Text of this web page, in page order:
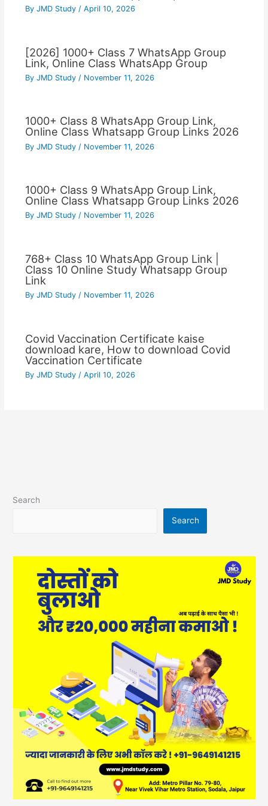
By JMD Study / April 10, 2026
[2026] 1000+ Class 7 WhatsApp Group
Link, Online Class WhatsApp Group
By JMD Study / November 11, 2026
1000+ Class 8 WhatsApp Group Link,
Online Class Whatsapp Group Links 2026
By JMD Study / November 11, 2026
1000+ Class 9 WhatsApp Group Link,
Online Class Whatsapp Group Links 2026
By JMD Study / November 11, 2026
768+ Class 10 WhatsApp Group Link |
Class 10 Online Study Whatsapp Group
Link
By JMD Study / November 11, 2026
Covid Vaccination Certificate kaise
download kare, How to download Covid
Vaccination Certificate
By JMD Study / April 10, 2026
Search
Search